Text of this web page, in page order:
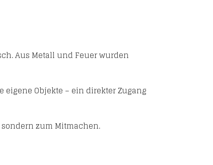
Aus Metall und Feuer wurden
Objekte – ein direkter Zugang
zum Mitmachen.